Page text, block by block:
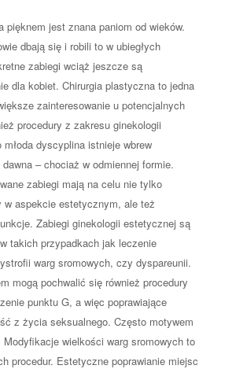
pięknem jest znana paniom od wieków.
dbają się i robili to w ubiegłych
zabiegi wciąż jeszcze są
dla kobiet. Chirurgia plastyczna to jedna
zainteresowanie u potencjalnych
procedury z zakresu ginekologii
dyscyplina istnieje wbrew
– chociaż w odmiennej formie.
zabiegi mają na celu nie tylko
w aspekcie estetycznym, ale też
Zabiegi ginekologii estetycznej są
takich przypadkach jak leczenie
warg sromowych, czy dyspareunii.
mogą pochwalić się również procedury
punktu G, a więc poprawiające
z życia seksualnego. Często motywem
wielkości warg sromowych to
procedur. Estetyczne poprawianie miejsc